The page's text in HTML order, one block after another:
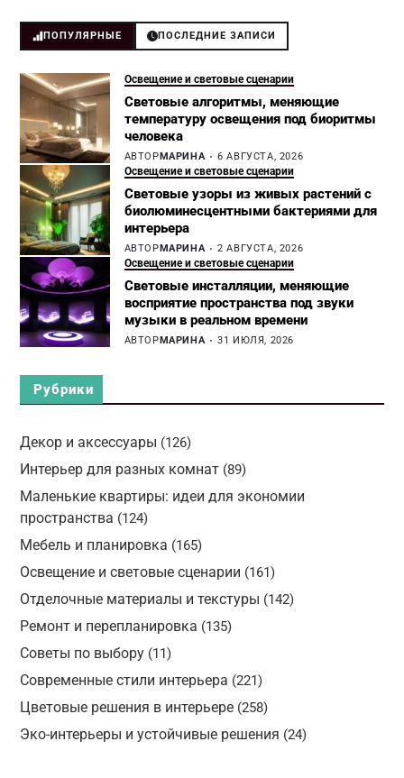
ПОПУЛЯРНЫЕ ПОСЛЕДНИЕ ЗАПИСИ
Освещение и световые сценарии
Световые алгоритмы, меняющие
температуру освещения под биоритмы
человека
АВТОРМАРИНА 6 АВГУСТА, 2026
Освещение и световые сценарии
Световые узоры из живых растений с
биолюминесцентными бактериями для
интерьера
АВТОРМАРИНА 2 АВГУСТА, 2026
Освещение и световые сценарии
Световые инсталляции, меняющие
восприятие пространства под звуки
музыки в реальном времени
АВТОРМАРИНА 31 ИЮЛЯ, 2026
Рубрики
Декор и аксессуары (126)
Интерьер для разных комнат(89)
Маленькие квартиры: идеи для экономии
пространства (124)
Мебель и планировка (165)
Освещение и световые сценарии (161)
Отделочные материалы и текстуры (142)
Ремонт и перепланировка (135)
Советы по выбору(11)
Современные стили интерьера (221)
Цветовые решения в интерьере(258)
Эко-интерьеры и устойчивые решения (24)